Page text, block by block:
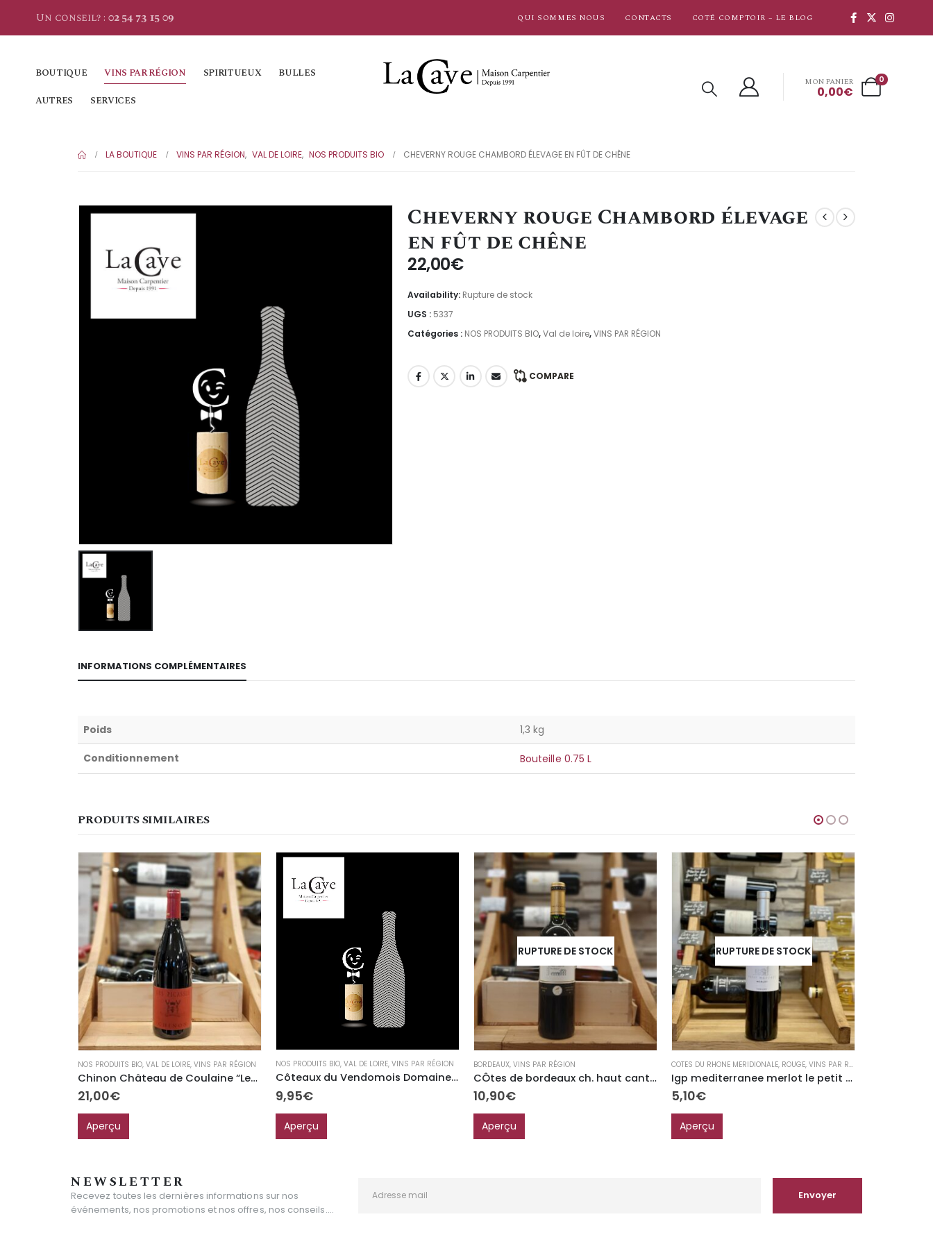
Un conseil? : 02 54 73 15 09 QUI SOMMES NOUS CONTACTS COTÉ COMPTOIR – LE BLOG
BOUTIQUE VINS PAR RÉGION SPIRITUEUX
BULLES
AUTRES
SERVICES
0
MON PANIER
0,00€
LA BOUTIQUE VINS PAR RÉGION, VAL DE LOIRE, NOS PRODUITS BIO CHEVERNY ROUGE CHAMBORD ÉLEVAGE EN FÛT DE CHÊNE
Cheverny rouge Chambord élevage
en fût de chêne
22,00€
Availability: Rupture de stock
UGS : 5337
Catégories : NOS PRODUITS BIO,Val de loire,VINS PAR RÉGION
COMPARE
INFORMATIONS COMPLÉMENTAIRES
Poids 1,3 kg
Conditionnement Bouteille 0.75 L
PRODUITS SIMILAIRES
NOS PRODUITS BIO, VAL DE LOIRE, VINS PAR RÉGION
Chinon Château de Coulaine “Les Picasses”
21,00€
Aperçu
NOS PRODUITS BIO, VAL DE LOIRE, VINS PAR RÉGION
Côteaux du Vendomois Domaine Patrice Colin “Gris Bodin” Bio
9,95€
Aperçu
RUPTURE DE STOCK
BORDEAUX, VINS PAR RÉGION
CÔtes de bordeaux ch. haut canteloup
10,90€
Aperçu
RUPTURE DE STOCK
COTES DU RHONE MERIDIONALE, ROUGE, VINS PAR RÉGION
Igp mediterranee merlot le petit mazuret
5,10€
Aperçu
NEWSLETTER
Recevez toutes les dernières informations sur nos
événements, nos promotions et nos offres, nos conseils....